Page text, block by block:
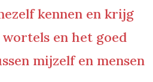
kennen en krijg
en het goed
mijzelf en mensen